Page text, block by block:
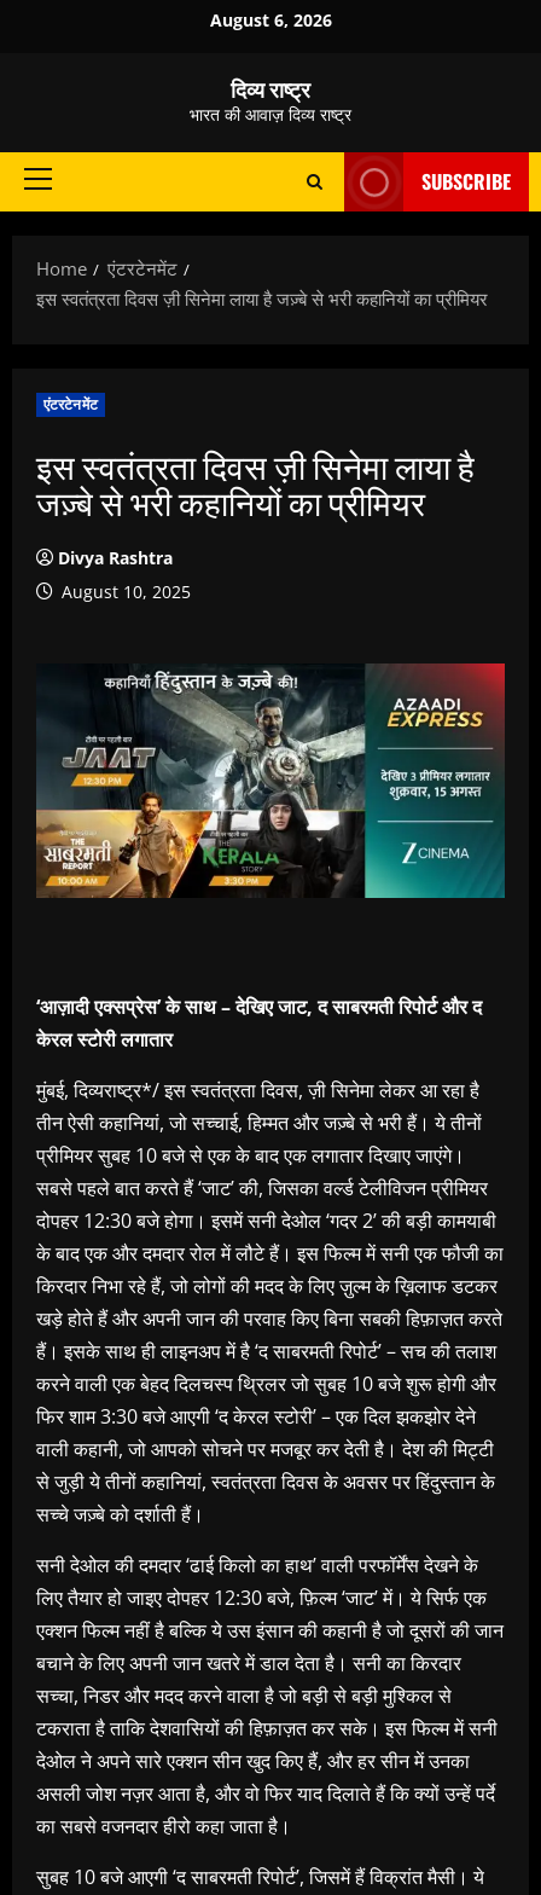
August 6, 2026
दिव्य राष्ट्र
भारत की आवाज़ दिव्य राष्ट्र
Primary
SUBSCRIBE
Home
एंटरटेनमेंट
इस स्वतंत्रता दिवस ज़ी सिनेमा लाया है जज़्बे से भरी कहानियों का प्रीमियर
एंटरटेनमेंट
इस स्वतंत्रता दिवस ज़ी सिनेमा लाया है
जज़्बे से भरी कहानियों का प्रीमियर
Divya Rashtra
August 10, 2025
‘आज़ादी एक्सप्रेस’ के साथ – देखिए जाट, द साबरमती रिपोर्ट और द
केरल स्टोरी लगातार
मुंबई, दिव्यराष्ट्र*/ इस स्वतंत्रता दिवस, ज़ी सिनेमा लेकर आ रहा है
तीन ऐसी कहानियां, जो सच्चाई, हिम्मत और जज़्बे से भरी हैं। ये तीनों
प्रीमियर सुबह 10 बजे से एक के बाद एक लगातार दिखाए जाएंगे।
सबसे पहले बात करते हैं ‘जाट’ की, जिसका वर्ल्ड टेलीविजन प्रीमियर
दोपहर 12:30 बजे होगा। इसमें सनी देओल ‘गदर 2’ की बड़ी कामयाबी
के बाद एक और दमदार रोल में लौटे हैं। इस फिल्म में सनी एक फौजी का
किरदार निभा रहे हैं, जो लोगों की मदद के लिए ज़ुल्म के ख़िलाफ डटकर
खड़े होते हैं और अपनी जान की परवाह किए बिना सबकी हिफ़ाज़त करते
हैं। इसके साथ ही लाइनअप में है ‘द साबरमती रिपोर्ट’ – सच की तलाश
करने वाली एक बेहद दिलचस्प थ्रिलर जो सुबह 10 बजे शुरू होगी और
फिर शाम 3:30 बजे आएगी ‘द केरल स्टोरी’ – एक दिल झकझोर देने
वाली कहानी, जो आपको सोचने पर मजबूर कर देती है। देश की मिट्टी
से जुड़ी ये तीनों कहानियां, स्वतंत्रता दिवस के अवसर पर हिंदुस्तान के
सच्चे जज़्बे को दर्शाती हैं।
सनी देओल की दमदार ‘ढाई किलो का हाथ’ वाली परफॉर्मेंस देखने के
लिए तैयार हो जाइए दोपहर 12:30 बजे, फ़िल्म ‘जाट’ में। ये सिर्फ एक
एक्शन फिल्म नहीं है बल्कि ये उस इंसान की कहानी है जो दूसरों की जान
बचाने के लिए अपनी जान खतरे में डाल देता है। सनी का किरदार
सच्चा, निडर और मदद करने वाला है जो बड़ी से बड़ी मुश्किल से
टकराता है ताकि देशवासियों की हिफ़ाज़त कर सके। इस फिल्म में सनी
देओल ने अपने सारे एक्शन सीन खुद किए हैं, और हर सीन में उनका
असली जोश नज़र आता है, और वो फिर याद दिलाते हैं कि क्यों उन्हें पर्दे
का सबसे वजनदार हीरो कहा जाता है।
सुबह 10 बजे आएगी ‘द साबरमती रिपोर्ट’, जिसमें हैं विक्रांत मैसी। ये